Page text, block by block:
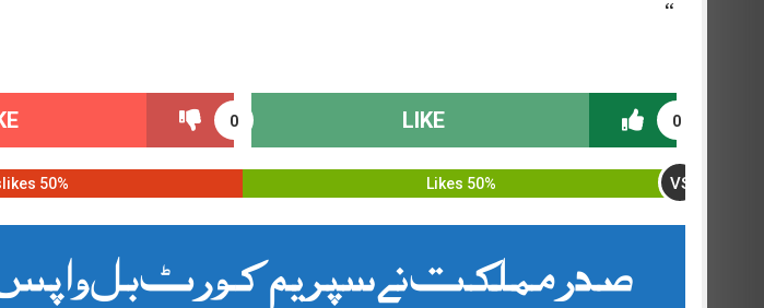
“
0
LIKE
0
50% Likes VS
50% Dislikes
صدر مملکت نے سپریم کورٹ بل واپس